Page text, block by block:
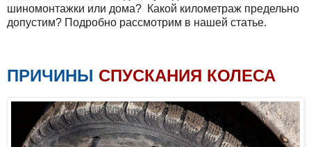
шиномонтажки или дома? Какой километраж предельно
допустим? Подробно рассмотрим в нашей статье.
ПРИЧИНЫ СПУСКАНИЯ КОЛЕСА